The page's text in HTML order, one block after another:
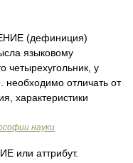
(дефиниция)
языковому
у
необходимо отличать от
характеристики
науки
аттрибут.